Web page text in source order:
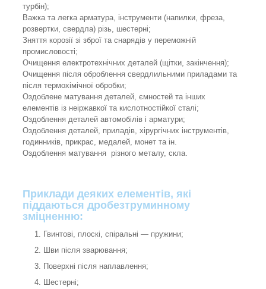
турбін);
Важка та легка арматура, інструменти (напилки, фреза,
розвертки, свердла) різь, шестерні;
Зняття корозії зі зброї та снарядів у переможній
промисловості;
Очищення електротехнічних деталей (щітки, закінчення);
Очищення після оброблення свердлильними приладами та
після термохімічної обробки;
Оздоблене матування деталей, ємностей та інших
елементів із неіржавкої та кислотностійкої сталі;
Оздоблення деталей автомобілів і арматури;
Оздоблення деталей, приладів, хірургічних інструментів,
годинників, прикрас, медалей, монет та ін.
Оздоблення матування різного металу, скла.
Приклади деяких елементів, які
піддаються дробезтруминному
зміцненню:
Гвинтові, плоскі, спіральні — пружини;
Шви після зварювання;
Поверхні після наплавлення;
Шестерні;